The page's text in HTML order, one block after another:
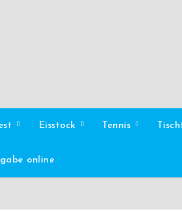
Eisstock Tennis
online